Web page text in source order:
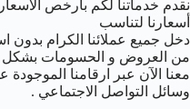
نقدم خدماتنا لكم بأرخص
أسعارنا لتناسب
دخل جميع عملائنا الكرام بدون
من العروض و الحسومات بشكل
معنا الآن عبر ارقامنا
وسائل التواصل الاجتماعي .